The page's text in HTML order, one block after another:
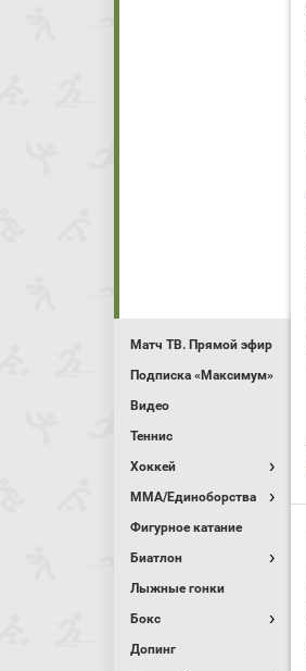
Матч ТВ. Прямой эфир
Подписка «Максимум»
Видео
Теннис
Хоккей
MMA/Единоборства
Фигурное катание
Биатлон
Лыжные гонки
Бокс
Допинг